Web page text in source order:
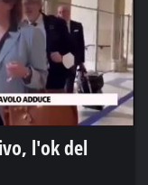
l'ok del